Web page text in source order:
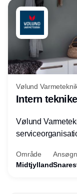
Vølund
Intern
Vølund
søger nu endnu
gang til
Område
Midtjylland